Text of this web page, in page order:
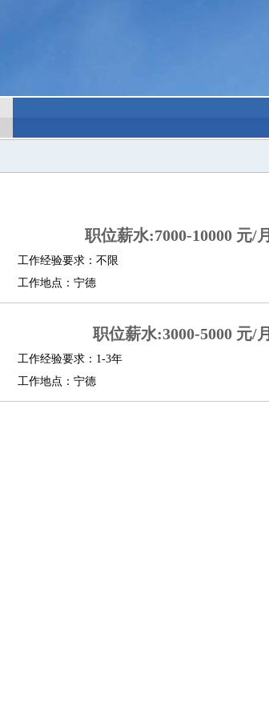
职位薪水:7000-10000 元/月
工作经验要求：不限
工作地点：宁德
职位薪水:3000-5000 元/月
工作经验要求：1-3年
工作地点：宁德